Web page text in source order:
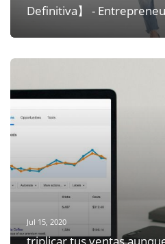
Jul 15, 2020
triplicar tus ventas
un email